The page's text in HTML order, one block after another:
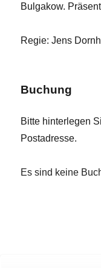
Bulgakow.
Regie: Jens
Buchung
Bitte hinterlegen
Postadresse.
Es sind keine